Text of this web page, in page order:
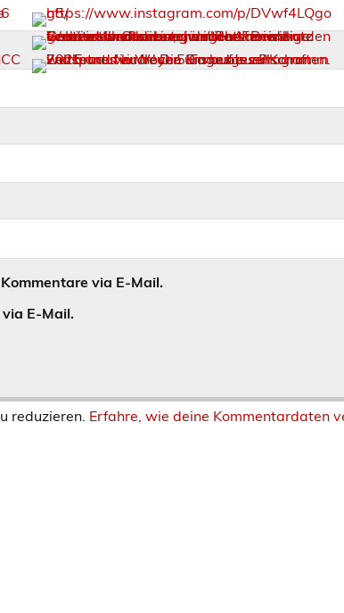
via E-Mail.
E-Mail.
reduzieren. Erfahre, wie deine Kommentardaten